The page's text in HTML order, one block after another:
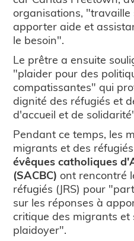
organisations,
apporter aide et
le besoin".
Le prêtre a ensuite
"plaider pour des
compatissantes" qui
dignité des réfugiés et
d'accueil et de
Pendant ce temps, les
migrants et des
évêques catholiques
(SACBC) ont rencontré
réfugiés (JRS) pour
sur les réponses à
critique des migrants et
plaidoyer".